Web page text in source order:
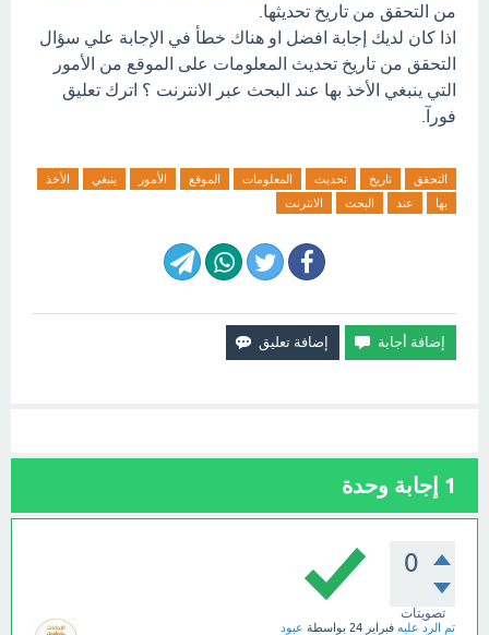
من التحقق من تاريخ تحديثها.
اذا كان لديك إجابة افضل او هناك خطأ في الإجابة علي سؤال
التحقق من تاريخ تحديث المعلومات على الموقع من الأمور
التي ينبغي الأخذ بها عند البحث عبر الانترنت ؟ اترك تعليق
فورآ.
التحقق تاريخ تحديث المعلومات الموقع الأمور ينبغي
الأخذ
بها
عند البحث الانترنت
1 إجابة وحدة
0
تصويتات
تم الرد عليه فبراير 24 بواسطة عبود